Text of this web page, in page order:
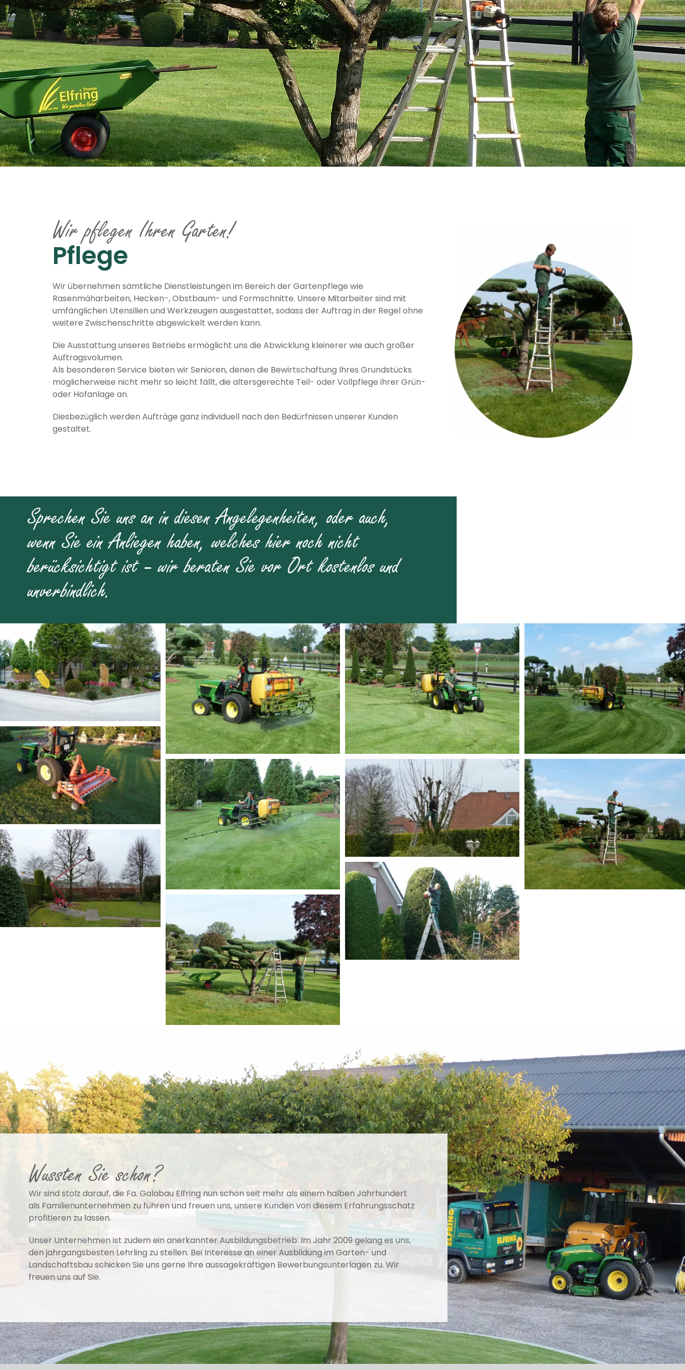
Wir pflegen Ihren Garten!
Pflege
Wir übernehmen sämtliche Dienstleistungen im Bereich der Gartenpflege wie
Rasenmäharbeiten, Hecken-, Obstbaum- und Formschnitte. Unsere Mitarbeiter sind mit
umfänglichen Utensilien und Werkzeugen ausgestattet, sodass der Auftrag in der Regel ohne
weitere Zwischenschritte abgewickelt werden kann.
Die Ausstattung unseres Betriebs ermöglicht uns die Abwicklung kleinerer wie auch großer
Auftragsvolumen.
Als besonderen Service bieten wir Senioren, denen die Bewirtschaftung Ihres Grundstücks
möglicherweise nicht mehr so leicht fällt, die altersgerechte Teil- oder Vollpflege ihrer Grün-
oder Hofanlage an.
Diesbezüglich werden Aufträge ganz individuell nach den Bedürfnissen unserer Kunden
gestaltet.
Sprechen Sie uns an in diesen Angelegenheiten, oder auch,
wenn Sie ein Anliegen haben, welches hier noch nicht
berücksichtigt ist – wir beraten Sie vor Ort kostenlos und
unverbindlich.
Wussten Sie schon?
Wir sind stolz darauf, die Fa. Galabau Elfring nun schon seit mehr als einem halben Jahrhundert
als Familienunternehmen zu führen und freuen uns, unsere Kunden von diesem Erfahrungsschatz
profitieren zu lassen.
Unser Unternehmen ist zudem ein anerkannter Ausbildungsbetrieb. Im Jahr 2009 gelang es uns,
den jahrgangsbesten Lehrling zu stellen. Bei Interesse an einer Ausbildung im Garten- und
Landschaftsbau schicken Sie uns gerne Ihre aussagekräftigen Bewerbungsunterlagen zu. Wir
freuen uns auf Sie.